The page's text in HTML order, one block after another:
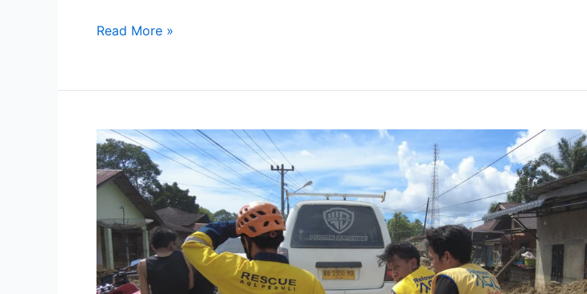
Read More »
AQL
Peduli
Salurkan
Bantuan
Logistik
di
Tiga
Desa